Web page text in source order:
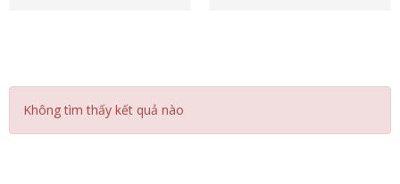
Không tìm thấy kết quả nào